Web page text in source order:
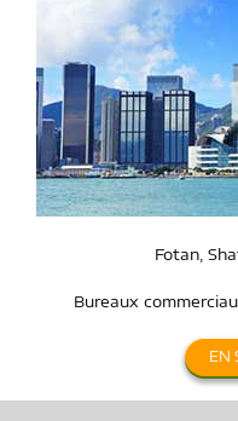
Fotan,
Bureaux
EN